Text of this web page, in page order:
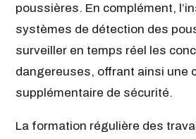
poussières. En complément,
systèmes de détection des
surveiller en temps réel les
dangereuses, offrant ainsi une
supplémentaire de sécurité.
La formation régulière des